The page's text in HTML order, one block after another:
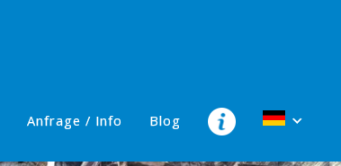
Anfrage / Info Blog